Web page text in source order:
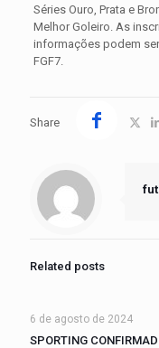
Séries Ouro, Prata e
Melhor Goleiro. As
informações podem
FGF7.
Share
Related posts
6 de agosto de 2024
SPORTING